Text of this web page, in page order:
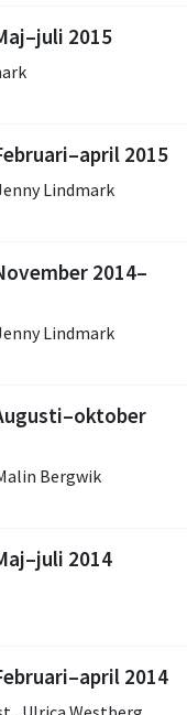
2015
2015
Lindmark
2014–
Lindmark
Bergwik
2014
2014